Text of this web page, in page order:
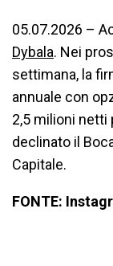
05.07.2026 –
Dybala. Nei
settimana, la
annuale con
2,5 milioni netti
declinato il
Capitale.
FONTE: